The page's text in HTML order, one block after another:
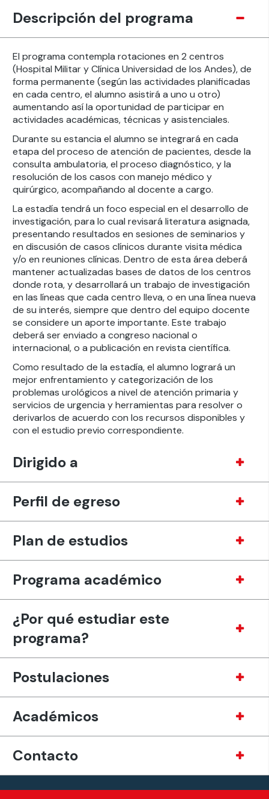
Descripción del programa
El programa contempla rotaciones en 2 centros
(Hospital Militar y Clínica Universidad de los Andes), de
forma permanente (según las actividades planificadas
en cada centro, el alumno asistirá a uno u otro)
aumentando así la oportunidad de participar en
actividades académicas, técnicas y asistenciales.
Durante su estancia el alumno se integrará en cada
etapa del proceso de atención de pacientes, desde la
consulta ambulatoria, el proceso diagnóstico, y la
resolución de los casos con manejo médico y
quirúrgico, acompañando al docente a cargo.
La estadía tendrá un foco especial en el desarrollo de
investigación, para lo cual revisará literatura asignada,
presentando resultados en sesiones de seminarios y
en discusión de casos clínicos durante visita médica
y/o en reuniones clínicas. Dentro de esta área deberá
mantener actualizadas bases de datos de los centros
donde rota, y desarrollará un trabajo de investigación
en las líneas que cada centro lleva, o en una línea nueva
de su interés, siempre que dentro del equipo docente
se considere un aporte importante. Este trabajo
deberá ser enviado a congreso nacional o
internacional, o a publicación en revista científica.
Como resultado de la estadía, el alumno logrará un
mejor enfrentamiento y categorización de los
problemas urológicos a nivel de atención primaria y
servicios de urgencia y herramientas para resolver o
derivarlos de acuerdo con los recursos disponibles y
con el estudio previo correspondiente.
Dirigido a
Perfil de egreso
Plan de estudios
Programa académico
¿Por qué estudiar este
programa?
Postulaciones
Académicos
Contacto